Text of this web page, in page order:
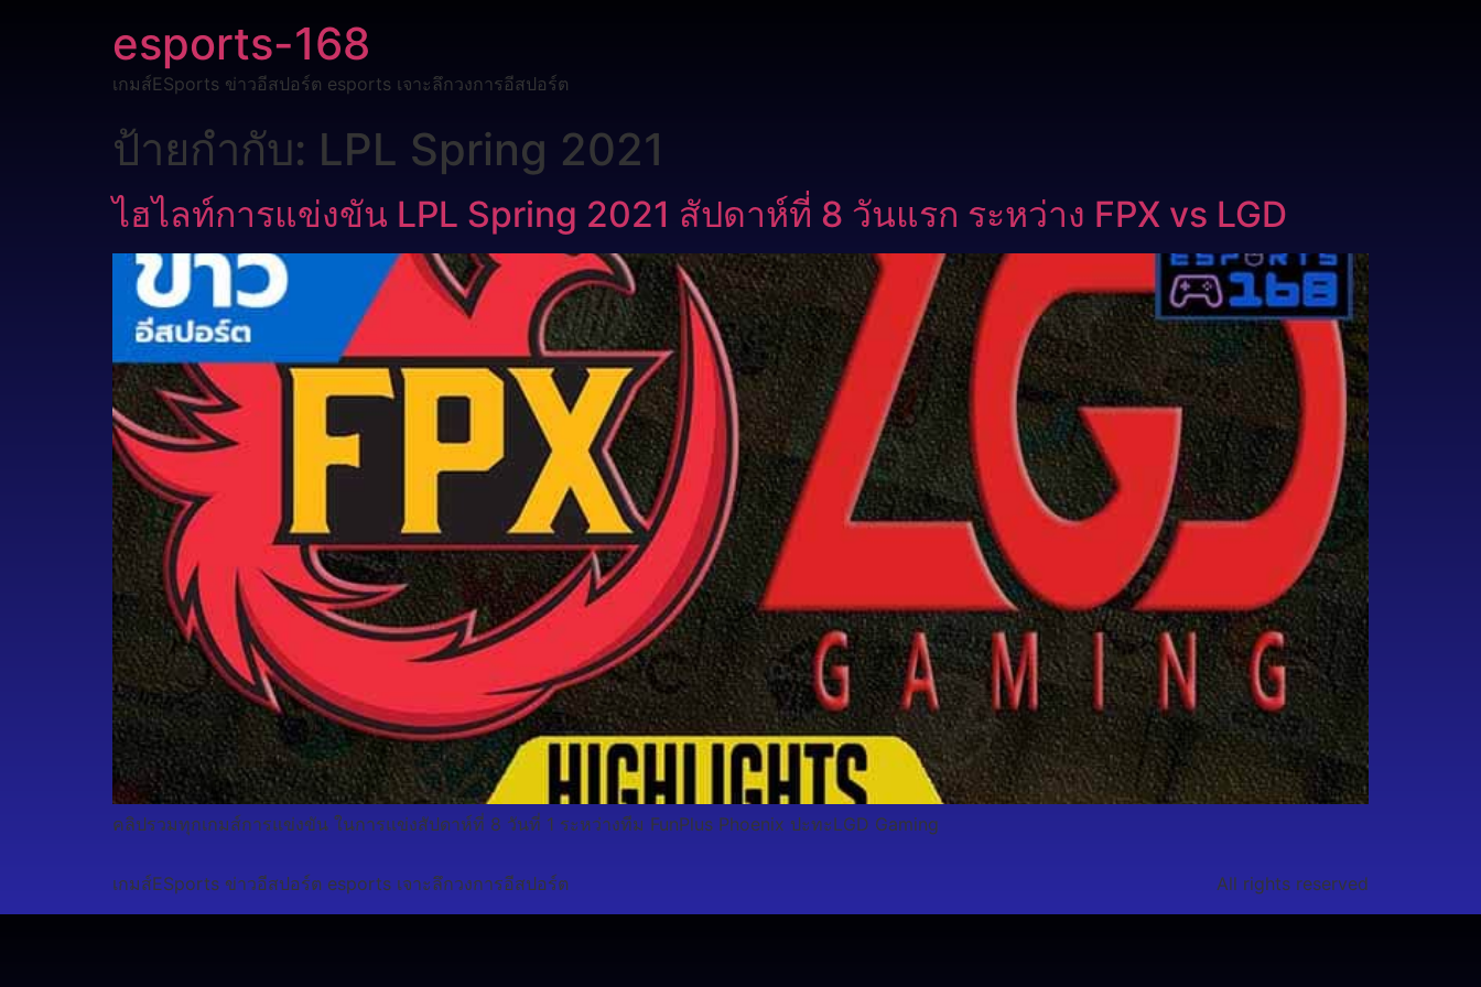
esports-168
เกมส์ESports ข่าวอีสปอร์ต esports เจาะลึกวงการอีสปอร์ต
ป้ายกำกับ: LPL Spring 2021
ไฮไลท์การแข่งขัน LPL Spring 2021 สัปดาห์ที่ 8 วันแรก ระหว่าง FPX vs LGD
คลิปรวมทุกเกมส์การแข่งขัน ในการแข่งสัปดาห์ที่ 8 วันที่ 1 ระหว่างทีม FunPlus Phoenix ปะทะLGD Gaming
เกมส์ESports ข่าวอีสปอร์ต esports เจาะลึกวงการอีสปอร์ต All rights reserved